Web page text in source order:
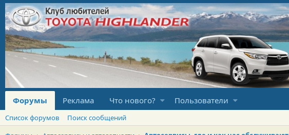
Форумы Реклама Что нового? Пользователи
Список форумов
Поиск сообщений